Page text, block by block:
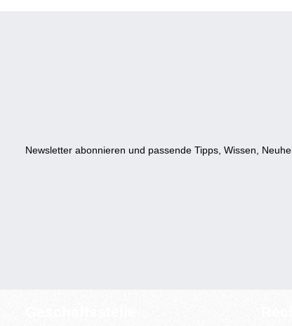
Newsletter abonnieren und passende Tipps, Wissen,